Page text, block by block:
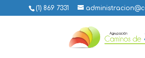
(1) 869 7331